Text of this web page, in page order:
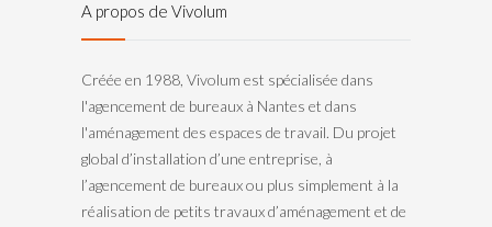
A propos de Vivolum
Créée en 1988, Vivolum est spécialisée dans
l'agencement de bureaux à Nantes et dans
l'aménagement des espaces de travail. Du projet
global d’installation d’une entreprise, à
l’agencement de bureaux ou plus simplement à la
réalisation de petits travaux d’aménagement et de